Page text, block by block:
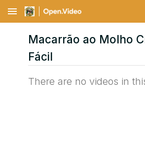
menu
Macarrão ao Molho
Fácil
There are no videos in